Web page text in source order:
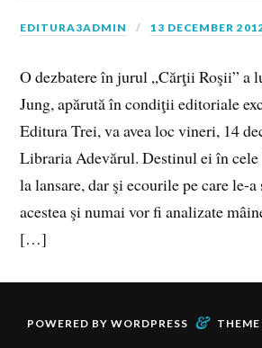
EDITURA3ADMIN 13 DECEMBER
O dezbatere în jurul „Cărţii Roşii” a
Jung, apărută în condiţii editoriale
Editura Trei, va avea loc vineri, 14
Libraria Adevărul. Destinul ei în cele
la lansare, dar şi ecourile pe care le-
acestea şi numai vor fi analizate
[…]
POWERED BY WORDPRESS & THEME